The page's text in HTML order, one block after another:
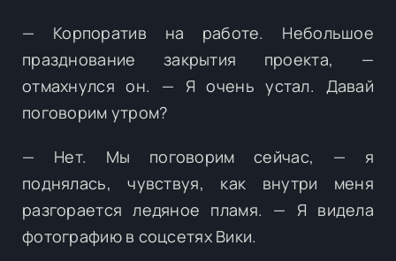
— Корпоратив на работе. Небольшое
празднование закрытия проекта, —
отмахнулся он. — Я очень устал. Давай
поговорим утром?
— Нет. Мы поговорим сейчас, — я
поднялась, чувствуя, как внутри меня
разгорается ледяное пламя. — Я видела
фотографию в соцсетях Вики.